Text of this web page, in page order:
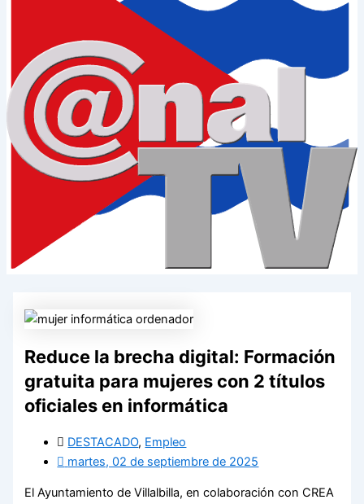
Reduce la brecha digital: Formación
gratuita para mujeres con 2 títulos
oficiales en informática
DESTACADO, Empleo
martes, 02 de septiembre de 2025
El Ayuntamiento de Villalbilla, en colaboración con CREA